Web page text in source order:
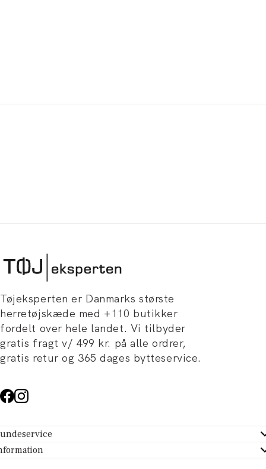
Tøjeksperten er Danmarks største
herretøjskæde med +110 butikker
fordelt over hele landet. Vi tilbyder
gratis fragt v/ 499 kr. på alle ordrer,
gratis retur og 365 dages bytteservice.
- Hjælpecenter
Tøjeksperten